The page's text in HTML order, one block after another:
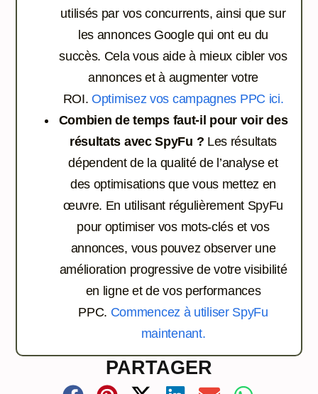
utilisés par vos concurrents, ainsi que sur
les annonces Google qui ont eu du
succès. Cela vous aide à mieux cibler vos
annonces et à augmenter votre
ROI.Optimisez vos campagnes PPC ici.
Combien de temps faut-il pour voir des
résultats avec SpyFu ? Les résultats
dépendent de la qualité de l’analyse et
des optimisations que vous mettez en
œuvre. En utilisant régulièrement SpyFu
pour optimiser vos mots-clés et vos
annonces, vous pouvez observer une
amélioration progressive de votre visibilité
en ligne et de vos performances
PPC. Commencez à utiliser SpyFu
maintenant.
PARTAGER